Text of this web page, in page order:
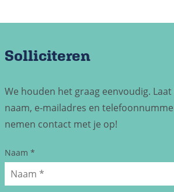
Solliciteren
We houden het graag eenvoudig.
naam, e-mailadres en
nemen contact met je op!
Naam *